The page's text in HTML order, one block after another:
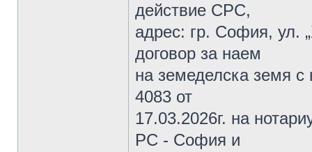
действие СРС,
адрес: гр. София, ул.
договор за наем
на земеделска земя с
4083 от
17.03.2026г. на
РС - София и